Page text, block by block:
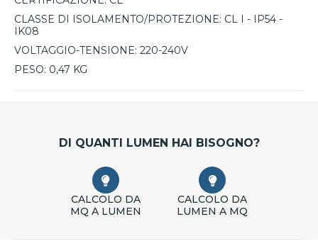
CLASSE DI ISOLAMENTO/PROTEZIONE: CL I - IP54 -
IK08
VOLTAGGIO-TENSIONE: 220-240V
PESO: 0,47 KG
DI QUANTI LUMEN HAI BISOGNO?
CALCOLO DA
MQ A LUMEN
CALCOLO DA
LUMEN A MQ